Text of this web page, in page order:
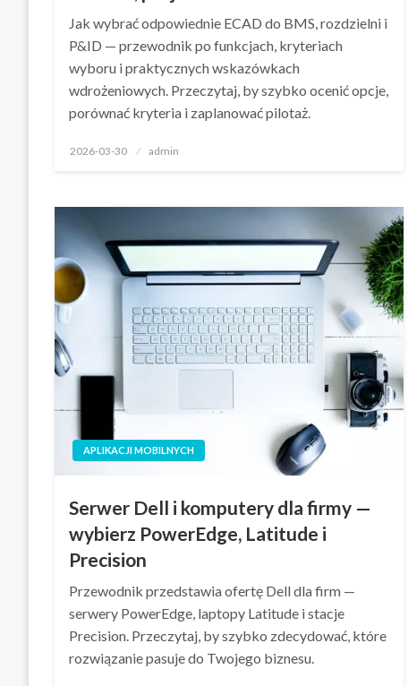
Jak wybrać odpowiednie ECAD do BMS, rozdzielni i
P&ID — przewodnik po funkcjach, kryteriach
wyboru i praktycznych wskazówkach
wdrożeniowych. Przeczytaj, by szybko ocenić opcje,
porównać kryteria i zaplanować pilotaż.
Opublikowane
2026-03-30 admin
APLIKACJI MOBILNYCH
Serwer Dell i komputery dla firmy —
wybierz PowerEdge, Latitude i
Precision
Przewodnik przedstawia ofertę Dell dla firm —
serwery PowerEdge, laptopy Latitude i stacje
Precision. Przeczytaj, by szybko zdecydować, które
rozwiązanie pasuje do Twojego biznesu.